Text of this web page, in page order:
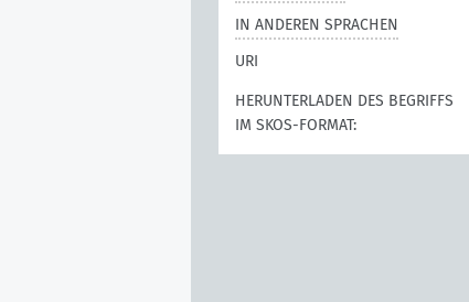
IN ANDEREN SPRACHEN
URI
HERUNTERLADEN DES BEGRIFFS
IM SKOS-FORMAT: